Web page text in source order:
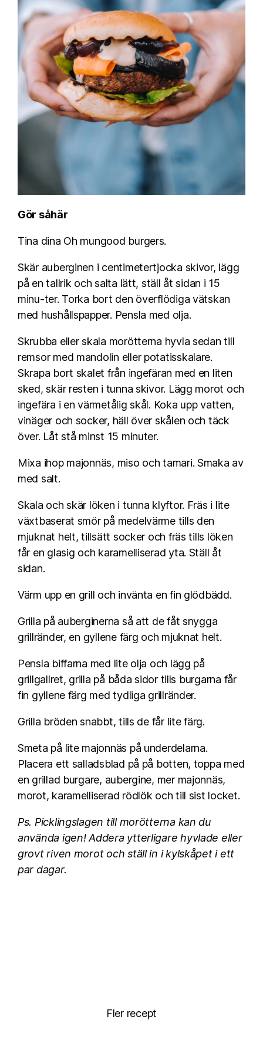
Gör såhär
Tina dina Oh mungood burgers.
Skär auberginen i centimetertjocka skivor, lägg
på en tallrik och salta lätt, ställ åt sidan i 15
minu-ter. Torka bort den överflödiga vätskan
med hushållspapper. Pensla med olja.
Skrubba eller skala morötterna hyvla sedan till
remsor med mandolin eller potatisskalare.
Skrapa bort skalet från ingefäran med en liten
sked, skär resten i tunna skivor. Lägg morot och
ingefära i en värmetålig skål. Koka upp vatten,
vinäger och socker, häll över skålen och täck
över. Låt stå minst 15 minuter.
Mixa ihop majonnäs, miso och tamari. Smaka av
med salt.
Skala och skär löken i tunna klyftor. Fräs i lite
växtbaserat smör på medelvärme tills den
mjuknat helt, tillsätt socker och fräs tills löken
får en glasig och karamelliserad yta. Ställ åt
sidan.
Värm upp en grill och invänta en fin glödbädd.
Grilla på auberginerna så att de fåt snygga
grillränder, en gyllene färg och mjuknat helt.
Pensla biffarna med lite olja och lägg på
grillgallret, grilla på båda sidor tills burgarna får
fin gyllene färg med tydliga grillränder.
Grilla bröden snabbt, tills de får lite färg.
Smeta på lite majonnäs på underdelarna.
Placera ett salladsblad på på botten, toppa med
en grillad burgare, aubergine, mer majonnäs,
morot, karamelliserad rödlök och till sist locket.
Ps. Picklingslagen till morötterna kan du
använda igen! Addera ytterligare hyvlade eller
grovt riven morot och ställ in i kylskåpet i ett
par dagar.
Fler recept